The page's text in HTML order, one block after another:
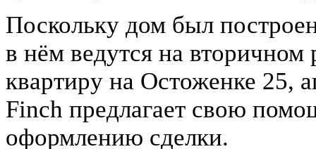
Поскольку дом был
в нём ведутся на
квартиру на Остоженке 25,
Finch предлагает свою
оформлению сделки.